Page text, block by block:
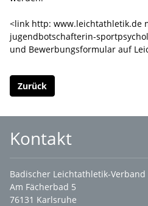
<link http: www.leichtathletik.de
jugendbotschafterin-
und Bewerbungsformular auf
Zurück
Kontakt
Badischer Leichtathletik-Verband
Am Fächerbad 5
76131 Karlsruhe